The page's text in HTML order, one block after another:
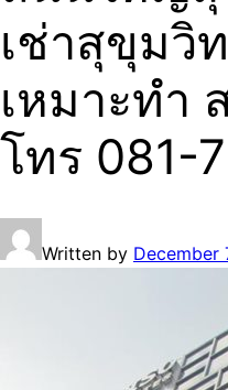
เช่าสุขุมวิ
เหมาะทำ
โทร 081-
Written by December